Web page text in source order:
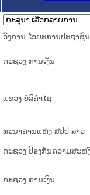
ອົງການ ໄອຍະການປະຊາຊົ
ກະຊວງ ການເງິນ
ແຂວງ ບໍລິຄໍາໄຊ
ທະນາຄານແຫ່ງ ສປປ ລາວ
ກະຊວງ ປ້ອງກັນຄວາມສະຫ
ກະຊວງ ການເງິນ